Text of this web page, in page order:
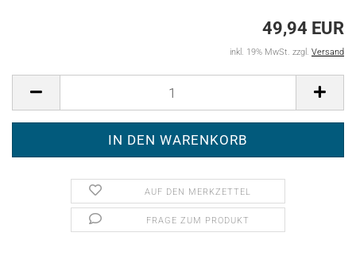
49,94 EUR
inkl. 19% MwSt. zzgl. Versand
AUF DEN MERKZETTEL
FRAGE ZUM PRODUKT